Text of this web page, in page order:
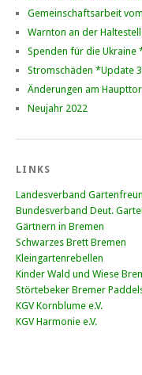
Gemeinschaftsarbeit
Warnton an der
Spenden für die Ukraine
Stromschäden *Update
Änderungen am Haupttor
Neujahr 2022
LINKS
Landesverband
Bundesverband Deut.
Gärtnern in Bremen
Schwarzes Brett Bremen
Kleingartenrebellen
Kinder Wald und Wiese
Störtebeker Bremer
KGV Kornblume e.V.
KGV Harmonie e.V.